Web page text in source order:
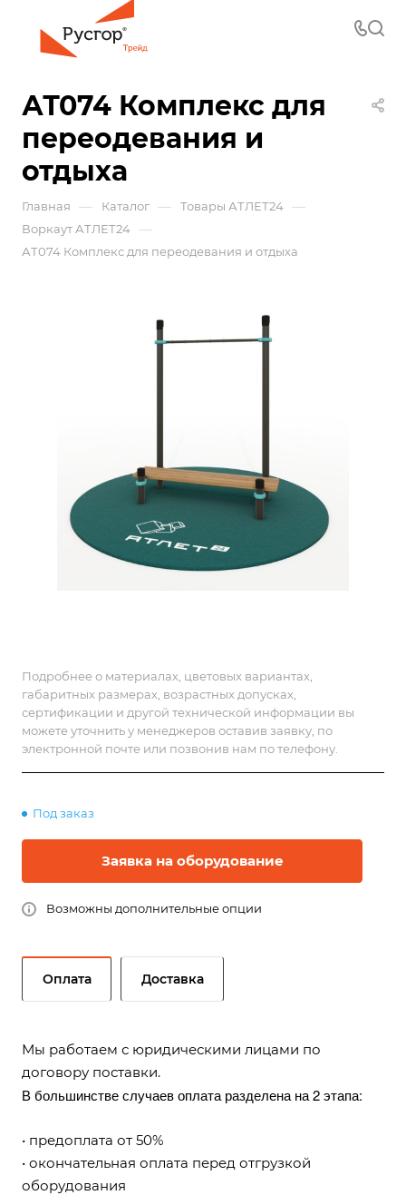
АТ074 Комплекс для
переодевания и
отдыха
Главная — Каталог — Товары АТЛЕТ24 —
Воркаут АТЛЕТ24 —
АТ074 Комплекс для переодевания и отдыха
Подробнее о материалах, цветовых вариантах,
габаритных размерах, возрастных допусках,
сертификации и другой технической информации вы
можете уточнить у менеджеров оставив заявку, по
электронной почте или позвонив нам по телефону.
Под заказ
Заявка на оборудование
Возможны дополнительные опции
Оплата Доставка
Мы работаем с юридическими лицами по
договору поставки.
В большинстве случаев оплата разделена на 2 этапа:
• предоплата от 50%
• окончательная оплата перед отгрузкой
оборудования